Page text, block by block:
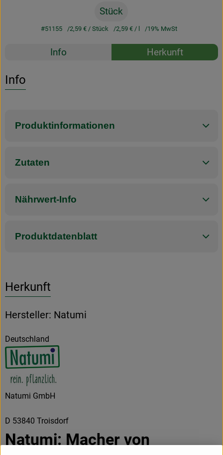
Stück
#51155 2,59 € / Stück 2,59 € / l 19% MwSt
Rezepte
Info Herkunft
Info
Produktinformationen
Zutaten
Nährwert-Info
Produktdatenblatt
Herkunft
Hersteller: Natumi
Deutschland
Natumi GmbH
D 53840 Troisdorf
Natumi: Macher von